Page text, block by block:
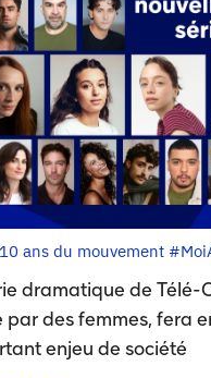
ans du mouvement
dramatique de Télé-
par des femmes, fera
enjeu de société